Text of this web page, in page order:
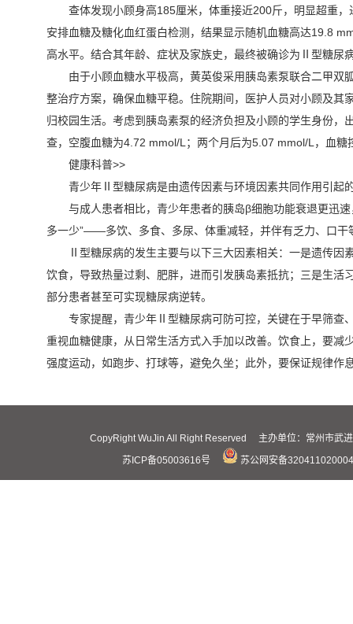
查体发现小顾身高185厘米，体重接近200斤，明显超重
安排血糖及糖化血红蛋白检测，结果显示随机血糖高达19.8
高水平。结合其年龄、症状及家族史，最终被确诊为Ⅱ型糖尿
由于小顾血糖水平极高，黄英俊采用胰岛素泵联合二甲
整治疗方案，确保血糖平稳。住院期间，医护人员对小顾及
归校园生活。考虑到胰岛素泵的经济负担及小顾的学生身份
查，空腹血糖为4.72 mmol/L；两个月后为5.07 mmol/L，血
健康科普>>
青少年Ⅱ型糖尿病是由遗传因素与环境因素共同作用引起
与成人患者相比，青少年患者的胰岛β细胞功能衰退更迅
多一少”——多饮、多食、多尿、体重减轻，并伴有乏力、口
Ⅱ型糖尿病的发生主要与以下三大因素相关：一是遗传
饮食，导致热量过剩、肥胖，进而引发胰岛素抵抗；三是生
部分患者甚至可实现糖尿病逆转。
专家提醒，青少年Ⅱ型糖尿病可防可控，关键在于早筛查
重视血糖健康，从日常生活方式入手加以改善。饮食上，要
强度运动，如跑步、打球等，避免久坐；此外，要保证规律
CopyRight WuJin All Right Reserved 主办单位：常州市
苏ICP备05003616号
苏公网安备